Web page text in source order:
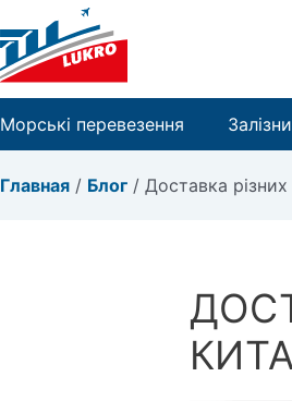
Морські перевезення
Главная / Блог / Доставка